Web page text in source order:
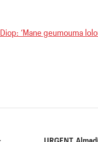
‘Mane geumouma